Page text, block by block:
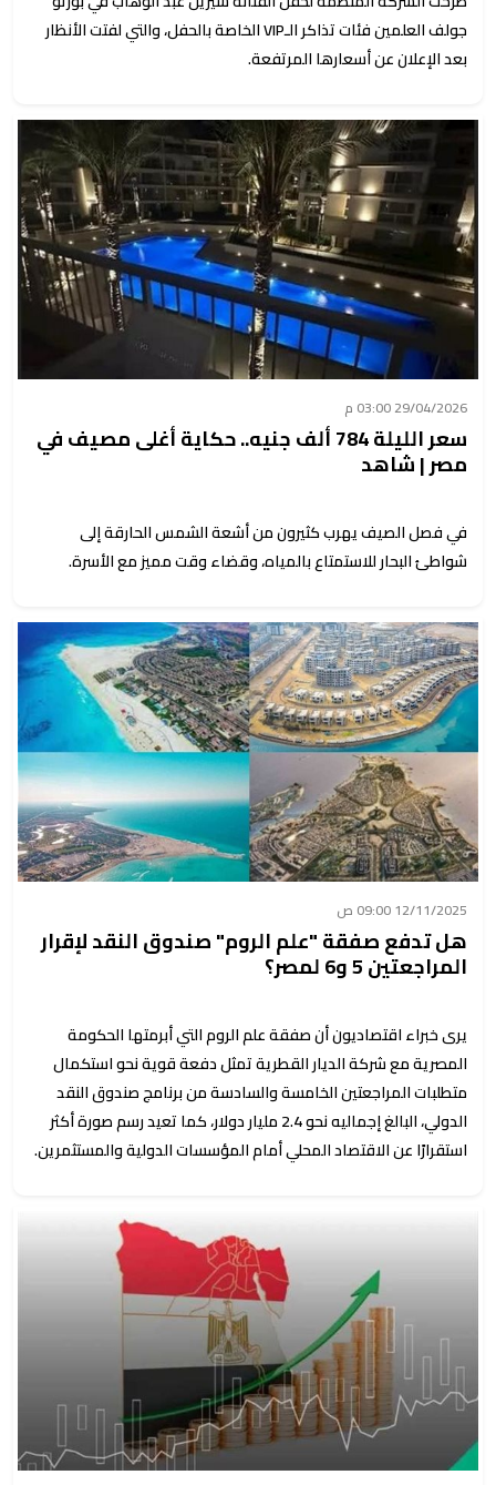
جولف العلمين فئات تذاكر الـVIP الخاصة بالحفل، والتي لفتت الأنظار
بعد الإعلان عن أسعارها المرتفعة.
29/04/2026 03:00 م
سعر الليلة 784 ألف جنيه.. حكاية أغلى مصيف في
مصر | شاهد
في فصل الصيف يهرب كثيرون من أشعة الشمس الحارقة إلى
شواطئ البحار للاستمتاع بالمياه، وقضاء وقت مميز مع الأسرة.
12/11/2025 09:00 ص
هل تدفع صفقة "علم الروم" صندوق النقد لإقرار
المراجعتين 5 و6 لمصر؟
يرى خبراء اقتصاديون أن صفقة علم الروم التي أبرمتها الحكومة
المصرية مع شركة الديار القطرية تمثل دفعة قوية نحو استكمال
متطلبات المراجعتين الخامسة والسادسة من برنامج صندوق النقد
الدولي، البالغ إجماليه نحو 2.4 مليار دولار، كما تعيد رسم صورة أكثر
استقرارًا عن الاقتصاد المحلي أمام المؤسسات الدولية والمستثمرين.